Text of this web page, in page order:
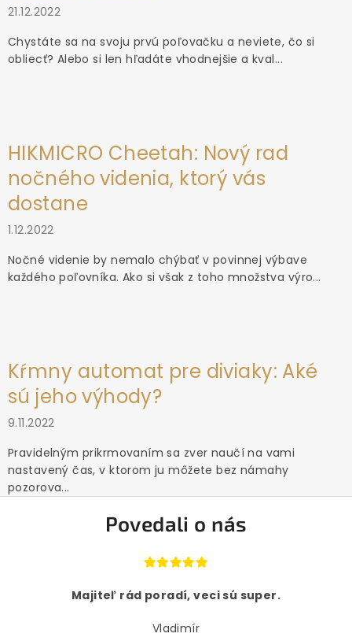
21.12.2022
Chystáte sa na svoju prvú poľovačku a neviete, čo si
obliecť? Alebo si len hľadáte vhodnejšie a kval...
HIKMICRO Cheetah: Nový rad
nočného videnia, ktorý vás
dostane
1.12.2022
Nočné videnie by nemalo chýbať v povinnej výbave
každého poľovníka. Ako si však z toho množstva výro...
Kŕmny automat pre diviaky: Aké
sú jeho výhody?
9.11.2022
Pravidelným prikrmovaním sa zver naučí na vami
nastavený čas, v ktorom ju môžete bez námahy
pozorova...
Povedali o nás
Majiteľ rád poradí, veci sú super.
Vladimír